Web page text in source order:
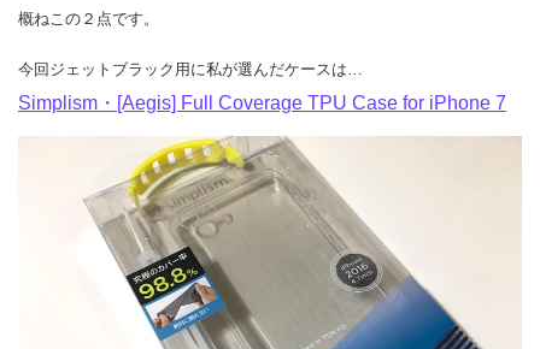
概ねこの２点です。
今回ジェットブラック用に私が選んだケースは…
Simplism・[Aegis] Full Coverage TPU Case for iPhone 7